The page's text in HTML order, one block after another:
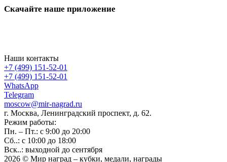
Скачайте наше приложение
Наши контакты
+7 (499) 151-52-01
+7 (499) 151-52-01
WhatsApp
Telegram
moscow@mir-nagrad.ru
г. Москва, Ленинградский проспект, д. 62.
Режим работы:
Пн. – Пт.: с 9:00 до 20:00
Сб..: с 10:00 до 18:00
Вск..: выходной до сентября
2026 © Мир наград – кубки, медали, награды